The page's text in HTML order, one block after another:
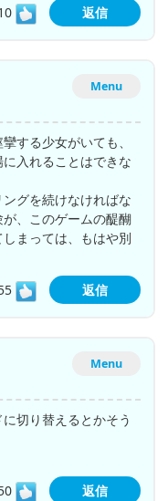
返信
Menu
する少女がいても、
入れることはできな
グを続けなければな
、このゲームの醍醐
まっては、もはや別
返信
Menu
切り替えるとかそう
返信